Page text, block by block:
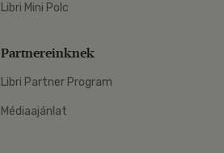
Libri Mini Polc
Partnereinknek
Libri Partner Program
Médiaajánlat